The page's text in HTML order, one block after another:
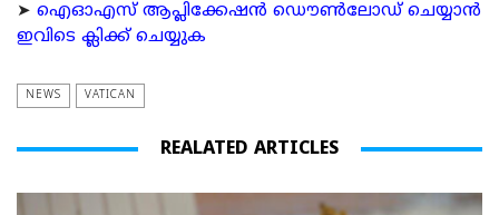
➤ ഐഓഎസ് ആപ്ലിക്കേഷന്‍ ഡൌണ്‍ലോഡ് ചെയ്യാന്‍
ഇവിടെ ക്ലിക്ക് ചെയ്യുക
NEWS VATICAN
REALATED ARTICLES